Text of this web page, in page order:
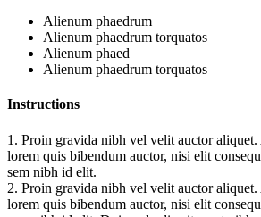
Alienum phaedrum
Alienum phaedrum torquatos
Alienum phaed
Alienum phaedrum torquatos
Instructions
1. Proin gravida nibh vel velit auctor
lorem quis bibendum auctor, nisi elit
sem nibh id elit.
2. Proin gravida nibh vel velit auctor
lorem quis bibendum auctor, nisi elit